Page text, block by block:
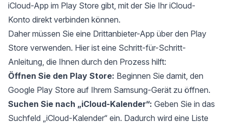
iCloud-App im Play Store gibt, mit der Sie Ihr iCloud-
Konto direkt verbinden können.
Daher müssen Sie eine Drittanbieter-App über den Play
Store verwenden. Hier ist eine Schritt-für-Schritt-
Anleitung, die Ihnen durch den Prozess hilft:
Öffnen Sie den Play Store: Beginnen Sie damit, den
Google Play Store auf Ihrem Samsung-Gerät zu öffnen.
Suchen Sie nach „iCloud-Kalender“: Geben Sie in das
Suchfeld „iCloud-Kalender“ ein. Dadurch wird eine Liste